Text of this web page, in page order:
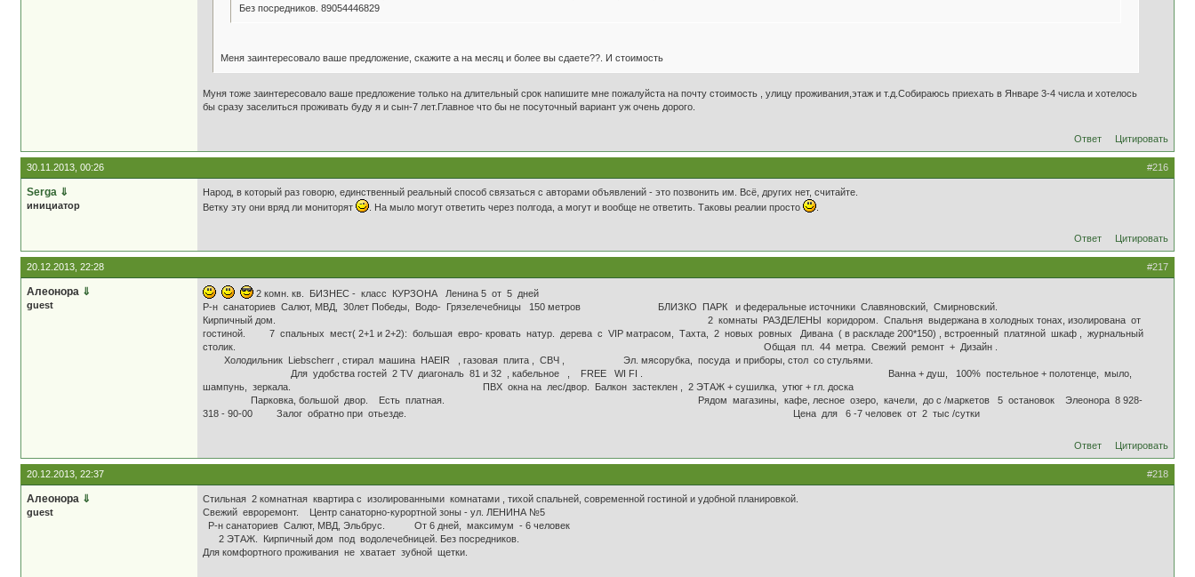
Без посредников. 89054446829
Меня заинтересовало ваше предложение, скажите а на месяц и более вы сдаете??. И стоимость
Муня тоже заинтересовало ваше предложение только на длительный срок напишите мне пожалуйста на почту стоимость , улицу проживания,этаж и т.д.Собираюсь приехать в Январе 3-4 числа и хотелось
бы сразу заселиться проживать буду я и сын-7 лет.Главное что бы не посуточный вариант уж очень дорого.
Ответ Цитировать
#216
30.11.2013, 00:26
Serga ⇓
инициатор
Народ, в который раз говорю, единственный реальный способ связаться с авторами объявлений - это позвонить им. Всё, других нет, считайте.
Ветку эту они вряд ли мониторят
. На мыло могут ответить через полгода, а могут и вообще не ответить. Таковы реалии просто
Ответ Цитировать
#217
20.12.2013, 22:28
Алеонора ⇓
guest
2 комн. кв. БИЗНЕС - класс КУРЗОНА Ленина 5 от 5 дней
Р-н санаториев Салют, МВД, 30лет Победы, Водо- Грязелечебницы 150 метров БЛИЗКО ПАРК и федеральные источники Славяновский, Смирновский.
Кирпичный дом. 2 комнаты РАЗДЕЛЕНЫ коридором. Спальня выдержана в холодных тонах, изолирована от
гостиной. 7 спальных мест( 2+1 и 2+2): большая евро- кровать натур. дерева с VIP матрасом, Тахта, 2 новых ровных Дивана ( в раскладе 200*150) , встроенный платяной шкаф , журнальный
столик. Общая пл. 44 метра. Свежий ремонт + Дизайн .
Холодильник Liebscherr , стирал машина НAEIR , газовая плита , СВЧ , Эл. мясорубка, посуда и приборы, стол со стульями.
Для удобства гостей 2 TV диагональ 81 и 32 , кабельное , FREE WI FI . Ванна + душ, 100% постельное + полотенце, мыло,
шампунь, зеркала. ПВХ окна на лес/двор. Балкон застеклен , 2 ЭТАЖ + сушилка, утюг + гл. доска
Парковка, большой двор. Есть платная. Рядом магазины, кафе, лесное озеро, качели, до с /маркетов 5 остановок Элеонора 8 928-
318 - 90-00 Залог обратно при отьезде. Цена для 6 -7 человек от 2 тыс /сутки
Ответ Цитировать
#218
20.12.2013, 22:37
Aлеонора ⇓
guest
Стильная 2 комнатная квартира с изолированными комнатами , тихой спальней, современной гостиной и удобной планировкой.
Свежий евроремонт. Центр санаторно-курортной зоны - ул. ЛЕНИНА №5
Р-н санаториев Салют, МВД, Эльбрус. От 6 дней, максимум - 6 человек
2 ЭТАЖ. Кирпичный дом под водолечебницей. Без посредников.
Для комфортного проживания не хватает зубной щетки.